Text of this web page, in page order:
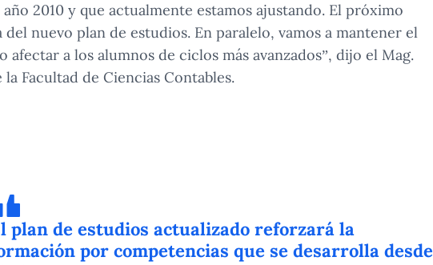
2010 y que actualmente estamos ajustando. El próximo
nuevo plan de estudios. En paralelo, vamos a mantener el
afectar a los alumnos de ciclos más avanzados”, dijo el Mag.
Facultad de Ciencias Contables.
plan de estudios actualizado reforzará la
por competencias que se desarrolla desde